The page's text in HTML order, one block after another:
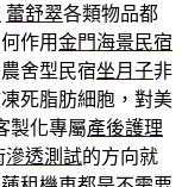
蕾舒翠各類物品都
作用金門海景民宿
舍型民宿坐月子非
死脂肪細胞，對美
製化專屬產後護理
滲透測試的方向就